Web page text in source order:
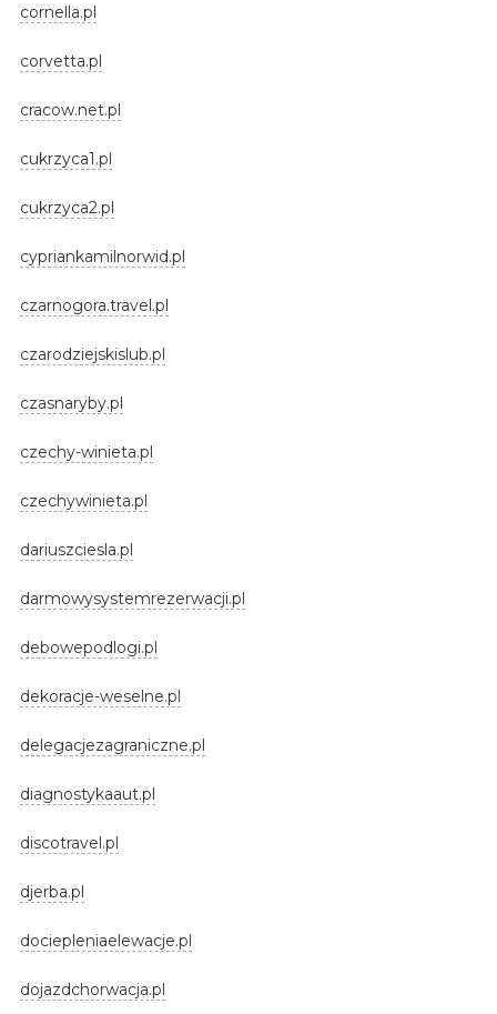
cornella.pl
corvetta.pl
cracow.net.pl
cukrzyca1.pl
cukrzyca2.pl
cypriankamilnorwid.pl
czarnogora.travel.pl
czarodziejskislub.pl
czasnaryby.pl
czechy-winieta.pl
czechywinieta.pl
dariuszciesla.pl
darmowysystemrezerwacji.pl
debowepodlogi.pl
dekoracje-weselne.pl
delegacjezagraniczne.pl
diagnostykaaut.pl
discotravel.pl
djerba.pl
dociepleniaelewacje.pl
dojazdchorwacja.pl